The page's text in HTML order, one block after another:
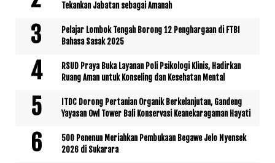
Tekankan Jabatan sebagai Amanah
Pelajar Lombok Tengah Borong 12 Penghargaan di FTBI
Bahasa Sasak 2025
RSUD Praya Buka Layanan Poli Psikologi Klinis, Hadirkan
Ruang Aman untuk Konseling dan Kesehatan Mental
ITDC Dorong Pertanian Organik Berkelanjutan, Gandeng
Yayasan Owl Tower Bali Konservasi Keanekaragaman Hayati
500 Penenun Meriahkan Pembukaan Begawe Jelo Nyensek
2026 di Sukarara